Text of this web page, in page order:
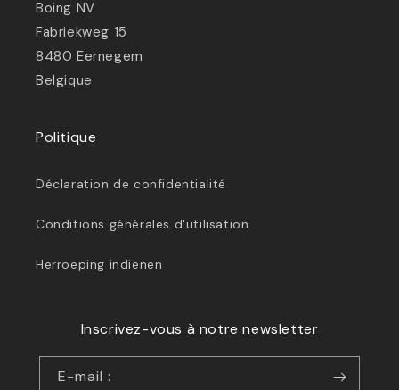
Boing NV
Fabriekweg 15
8480 Eernegem
Belgique
Politique
Déclaration de confidentialité
Conditions générales d'utilisation
Herroeping indienen
Inscrivez-vous à notre newsletter
E-mail :